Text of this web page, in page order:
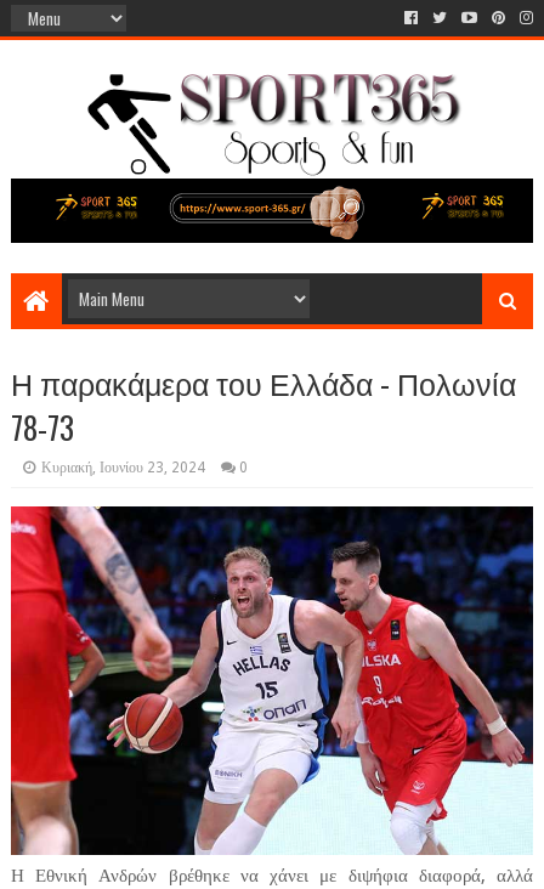
Η παρακάμερα του Ελλάδα - Πολωνία
78-73
Κυριακή, Ιουνίου 23, 2024 0
Η Εθνική Ανδρών βρέθηκε να χάνει με διψήφια διαφορά, αλλά